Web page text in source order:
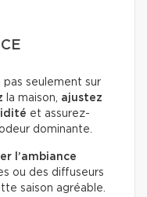
seulement sur
la maison, ajustez
et assurez-
dominante.
l’ambiance
ou des diffuseurs
saison agréable.